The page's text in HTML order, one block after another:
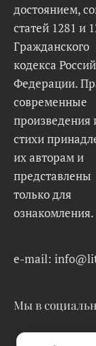
достоянием,
статей 1281 и
Гражданского
кодекса
Федерации.
современные
произведения
стихи
их авторам и
представлены
только для
ознакомления.
e-mail:
Мы в